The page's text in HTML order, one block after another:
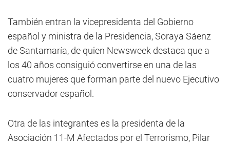
También entran la vicepresidenta del Gobierno
español y ministra de la Presidencia, Soraya Sáenz
de Santamaría, de quien Newsweek destaca que a
los 40 años consiguió convertirse en una de las
cuatro mujeres que forman parte del nuevo Ejecutivo
conservador español.
Otra de las integrantes es la presidenta de la
Asociación 11-M Afectados por el Terrorismo, Pilar